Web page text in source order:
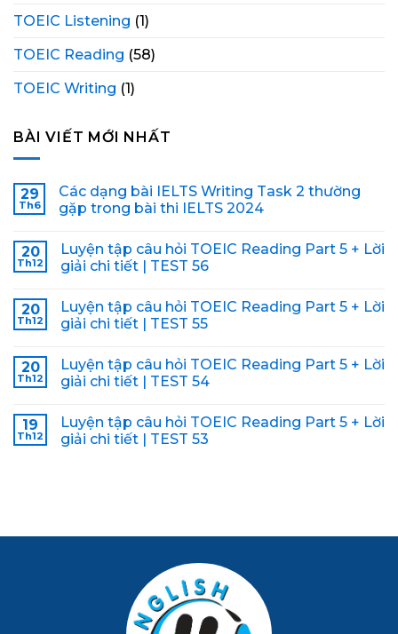
TOEIC Listening (1)
TOEIC Reading (58)
TOEIC Writing (1)
BÀI VIẾT MỚI NHẤT
29
Th6
Các dạng bài IELTS Writing Task 2 thường
gặp trong bài thi IELTS 2024
20
Th12
Luyện tập câu hỏi TOEIC Reading Part 5 + Lời
giải chi tiết | TEST 56
20
Th12
Luyện tập câu hỏi TOEIC Reading Part 5 + Lời
giải chi tiết | TEST 55
20
Th12
Luyện tập câu hỏi TOEIC Reading Part 5 + Lời
giải chi tiết | TEST 54
19
Th12
Luyện tập câu hỏi TOEIC Reading Part 5 + Lời
giải chi tiết | TEST 53